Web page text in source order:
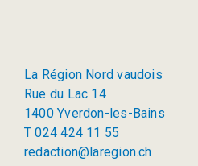
La Région Nord vaudois
Rue du Lac 14
1400 Yverdon-les-Bains
T 024 424 11 55
redaction@laregion.ch